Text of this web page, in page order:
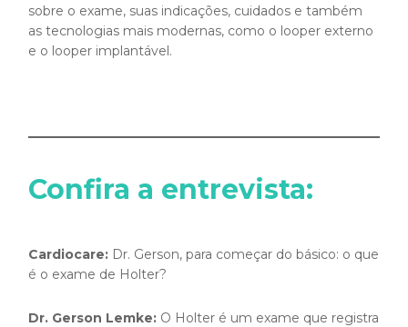
sobre o exame, suas indicações, cuidados e também
as tecnologias mais modernas, como o looper externo
e o looper implantável.
Confira a entrevista:
Cardiocare: Dr. Gerson, para começar do básico: o que
é o exame de Holter?
Dr. Gerson Lemke: O Holter é um exame que registra